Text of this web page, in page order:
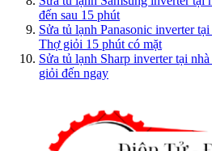
đến sau 15 phút
Sửa tủ lạnh Panasonic inverter
Thợ giỏi 15 phút có mặt
Sửa tủ lạnh Sharp inverter tại
giỏi đến ngay